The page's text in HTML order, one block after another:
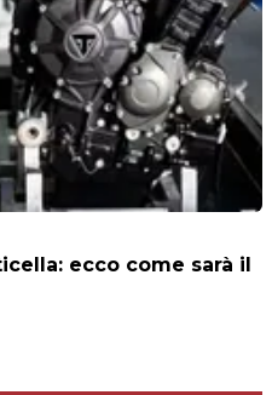
ecco come sarà il